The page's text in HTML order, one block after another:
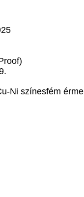
Ni színesfém érme